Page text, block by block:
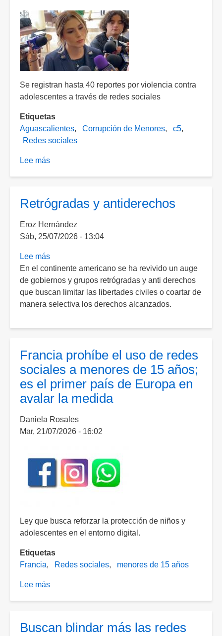
agosto
Se registran hasta 40 reportes por violencia contra
adolescentes a través de redes sociales
Etiquetas
Aguascalientes
Corrupción de Menores
c5
Redes sociales
Lee más
por
redes
sociales
casos
judicializados
en
Aguascalientes
Retrógradas y antiderechos
Eroz Hernández
Sáb, 25/07/2026 - 13:04
Lee más
Retrógradas
y
antiderechos
En el continente americano se ha revivido un auge
de gobiernos y grupos retrógradas y anti derechos
que buscan limitar las libertades civiles o coartar de
manera selectiva los derechos alcanzados.
Francia prohíbe el uso de redes
sociales a menores de 15 años;
es el primer país de Europa en
avalar la medida
Daniela Rosales
Mar, 21/07/2026 - 16:02
Ley que busca reforzar la protección de niños y
adolescentes en el entorno digital.
Etiquetas
Francia
Redes sociales menores de 15 años
Lee más
uso
Buscan blindar más las redes